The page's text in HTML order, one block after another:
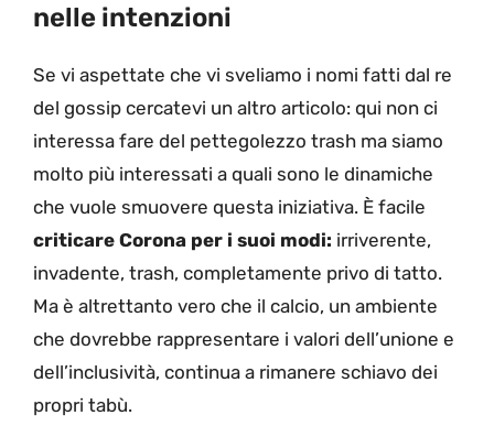
nelle intenzioni
Se vi aspettate che vi sveliamo i nomi fatti dal re
del gossip cercatevi un altro articolo: qui non ci
interessa fare del pettegolezzo trash ma siamo
molto più interessati a quali sono le dinamiche
che vuole smuovere questa iniziativa. È facile
criticare Corona per i suoi modi: irriverente,
invadente, trash, completamente privo di tatto.
Ma è altrettanto vero che il calcio, un ambiente
che dovrebbe rappresentare i valori dell’unione e
dell’inclusività, continua a rimanere schiavo dei
propri tabù.